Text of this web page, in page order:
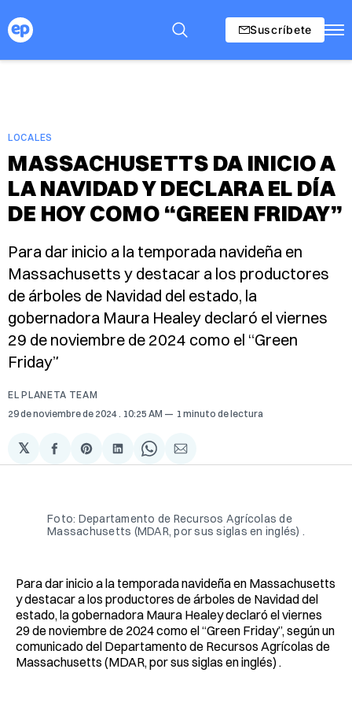
Suscríbete
LOCALES
MASSACHUSETTS DA INICIO A
LA NAVIDAD Y DECLARA EL DÍA
DE HOY COMO “GREEN FRIDAY”
Para dar inicio a la temporada navideña en
Massachusetts y destacar a los productores
de árboles de Navidad del estado, la
gobernadora Maura Healey declaró el viernes
29 de noviembre de 2024 como el “Green
Friday”
EL PLANETA TEAM
29 de noviembre de 2024 . 10:25 AM 1 minuto de lectura
𝕏
Compartir
en
Share
on
Compartir
en
Share
on
Compartir
via
Foto: Departamento de Recursos Agrícolas de
Massachusetts (MDAR, por sus siglas en inglés) .
Para dar inicio a la temporada navideña en Massachusetts
y destacar a los productores de árboles de Navidad del
estado, la gobernadora Maura Healey declaró el viernes
29 de noviembre de 2024 como el “Green Friday”, según un
comunicado del Departamento de Recursos Agrícolas de
Massachusetts (MDAR, por sus siglas en inglés) .